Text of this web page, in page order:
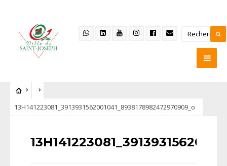
13H141223081_3913931562001041_8938178982472970909_o